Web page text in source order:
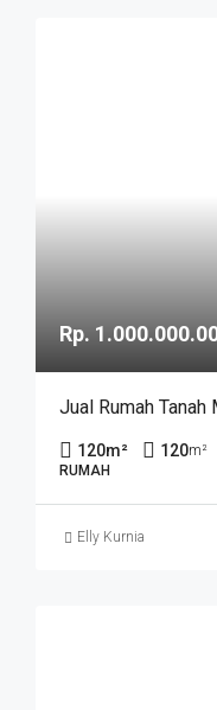
Rp.
Jual Rumah
120m² 120m²
RUMAH
Elly Kurnia